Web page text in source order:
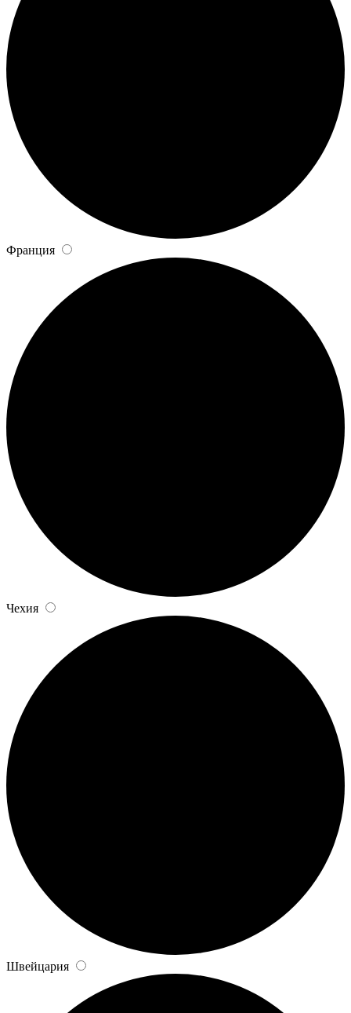
Франция
Чехия
Швейцария